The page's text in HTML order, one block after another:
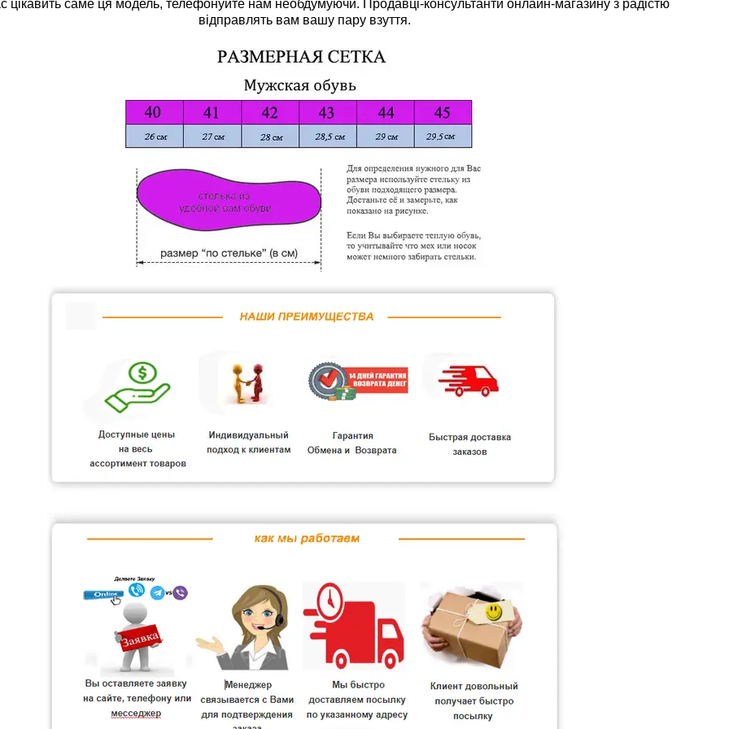
саме ця модель, телефонуйте нам необдумуючи. Продавці-консультанти онлайн-магазину з радістю
відправлять вам вашу пару взуття.